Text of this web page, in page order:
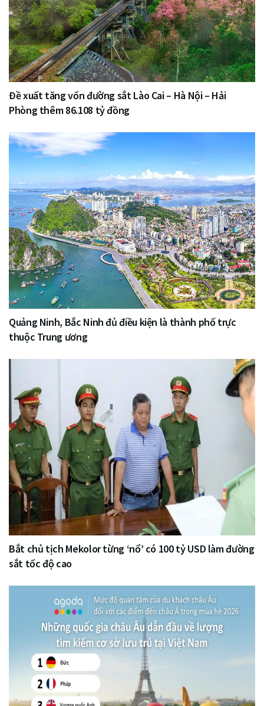
Đề xuất tăng vốn đường sắt Lào Cai – Hà Nội – Hải
Phòng thêm 86.108 tỷ đồng
Quảng Ninh, Bắc Ninh đủ điều kiện là thành phố trực
thuộc Trung ương
Bắt chủ tịch Mekolor từng ‘nổ’ có 100 tỷ USD làm đường
sắt tốc độ cao